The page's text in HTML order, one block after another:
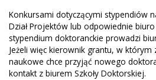
Konkursami dotyczącymi stypendiów
Dział Projektów lub odpowiednie
stypendium doktoranckie prowadzi
Jeżeli więc kierownik grantu, w
naukowe chce przyjąć nowego
kontakt z biurem Szkoły Doktorskiej.